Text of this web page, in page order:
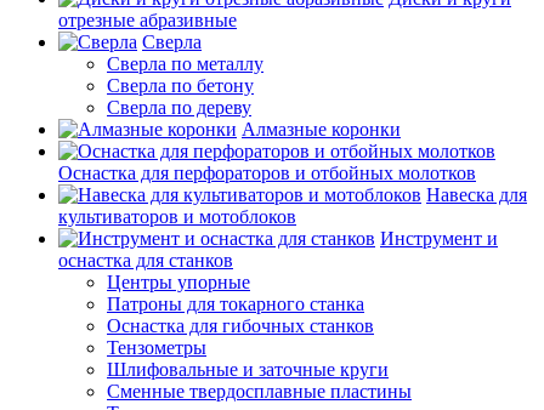
отрезные абразивные
Сверла
Сверла по металлу
Сверла по бетону
Сверла по дереву
Алмазные коронки
Оснастка для перфораторов и отбойных молотков
Навеска для
культиваторов и мотоблоков
Инструмент и
оснастка для станков
Центры упорные
Патроны для токарного станка
Оснастка для гибочных станков
Тензометры
Шлифовальные и заточные круги
Сменные твердосплавные пластины